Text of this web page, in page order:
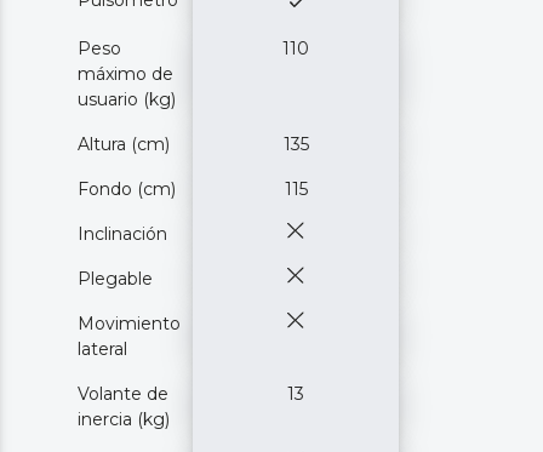
Peso
máximo de
usuario (kg)
110
Altura (cm) 135
Fondo (cm) 115
Inclinación
Plegable
Movimiento
lateral
Volante de
inercia (kg)
13